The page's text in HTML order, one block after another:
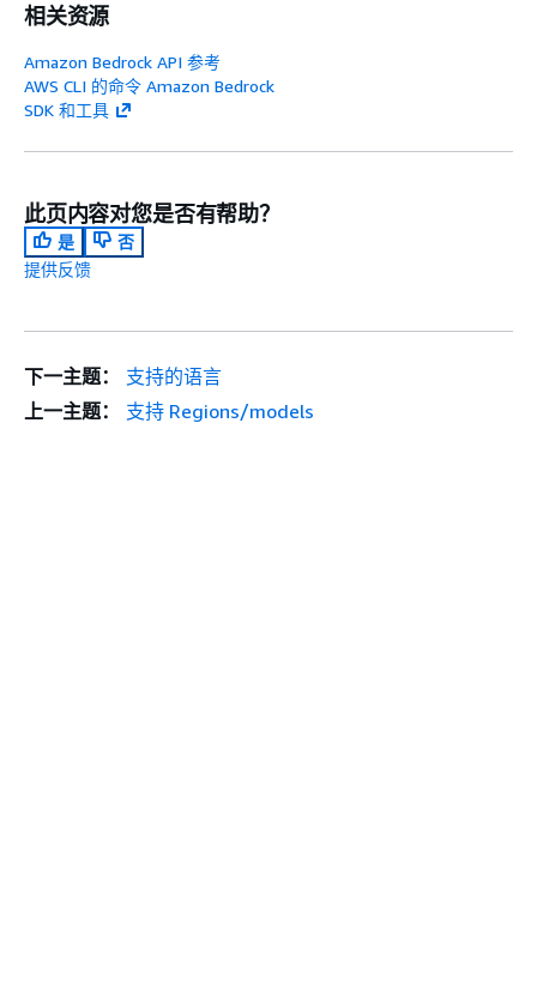
相关资源
Amazon Bedrock API 参考
AWS CLI 的命令 Amazon Bedrock
SDK 和工具
此页内容对您是否有帮助？
是
否
提供反馈
下一主题：
支持的语言
上一主题：
支持 Regions/models